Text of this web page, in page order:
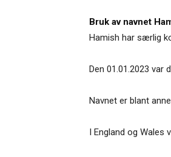
Bruk av navnet
Hamish har særlig
Den 01.01.2023
Navnet er blant
I England og Wales